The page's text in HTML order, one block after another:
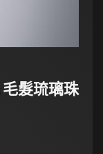
髮琉璃珠